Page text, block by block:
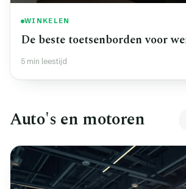
WINKELEN
De beste toetsenborden voor
5 min leestijd
Auto's en motoren